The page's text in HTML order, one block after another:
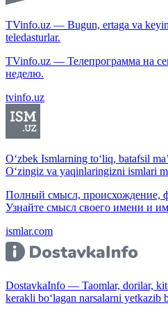
TVinfo.uz — Bugun, ertaga va
teledasturlar.
TVinfo.uz — Телепрограмма на
неделю.
tvinfo.uz
O‘zbek Ismlarning to‘liq, batafsil
O‘zingiz va yaqinlaringizni ismlari
Полный смысл, происхождение,
Узнайте смысл своего имени и
ismlar.com
DostavkaInfo — Taomlar, dorilar,
kerakli bo‘lagan narsalarni yetkazib